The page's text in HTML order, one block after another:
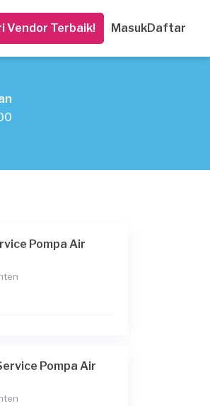
Vendor Terbaik! MasukDaftar
Pompa Air
Pompa Air